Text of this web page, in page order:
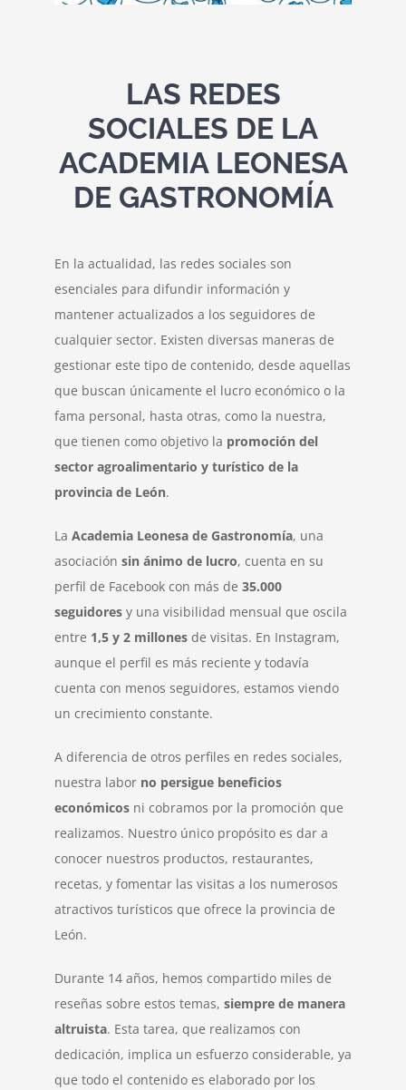
LAS REDES
SOCIALES DE LA
ACADEMIA LEONESA
DE GASTRONOMÍA
En la actualidad, las redes sociales son
esenciales para difundir información y
mantener actualizados a los seguidores de
cualquier sector. Existen diversas maneras de
gestionar este tipo de contenido, desde aquellas
que buscan únicamente el lucro económico o la
fama personal, hasta otras, como la nuestra,
que tienen como objetivo la promoción del
sector agroalimentario y turístico de la
provincia de León.
La Academia Leonesa de Gastronomía, una
asociación sin ánimo de lucro, cuenta en su
perfil de Facebook con más de 35.000
seguidores y una visibilidad mensual que oscila
entre 1,5 y 2 millones de visitas. En Instagram,
aunque el perfil es más reciente y todavía
cuenta con menos seguidores, estamos viendo
un crecimiento constante.
A diferencia de otros perfiles en redes sociales,
nuestra labor no persigue beneficios
económicos ni cobramos por la promoción que
realizamos. Nuestro único propósito es dar a
conocer nuestros productos, restaurantes,
recetas, y fomentar las visitas a los numerosos
atractivos turísticos que ofrece la provincia de
León.
Durante 14 años, hemos compartido miles de
reseñas sobre estos temas, siempre de manera
altruista. Esta tarea, que realizamos con
dedicación, implica un esfuerzo considerable, ya
que todo el contenido es elaborado por los